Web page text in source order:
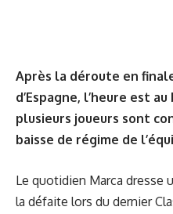
Après la déroute en
d’Espagne, l’heure est
plusieurs joueurs sont
baisse de régime de
Le quotidien Marca dresse
la défaite lors du dernier